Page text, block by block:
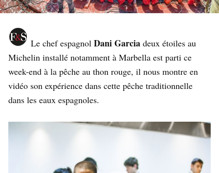
Le chef espagnol Dani Garcia deux étoiles au
Michelin installé notamment à Marbella est parti ce
week-end à la pêche au thon rouge, il nous montre en
vidéo son expérience dans cette pêche traditionnelle
dans les eaux espagnoles.